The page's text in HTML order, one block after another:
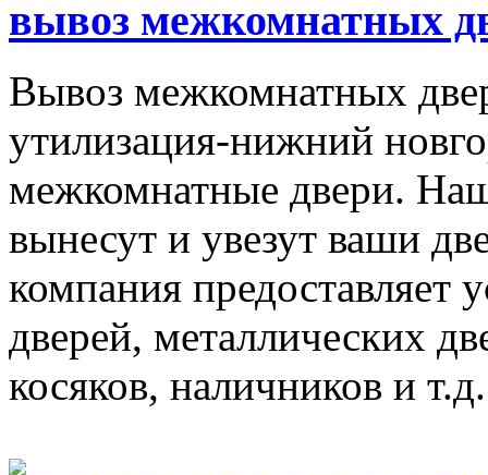
вывоз межкомнатных
Вывоз межкомнатных
утилизация-нижний
межкомнатные двери.
вынесут и увезут ваши
компания предоставляет
дверей, металлических
косяков, наличников и т.д.